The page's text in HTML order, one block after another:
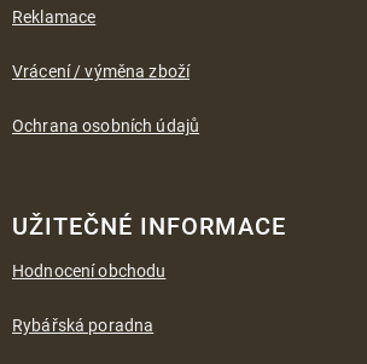
Reklamace
Vrácení / výměna zboží
Ochrana osobních údajů
UŽITEČNÉ INFORMACE
Hodnocení obchodu
Rybářská poradna